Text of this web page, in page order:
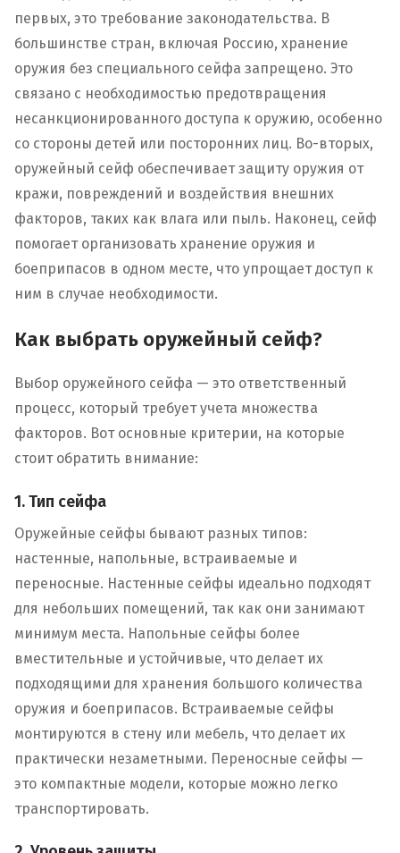
первых, это требование законодательства. В
большинстве стран, включая Россию, хранение
оружия без специального сейфа запрещено. Это
связано с необходимостью предотвращения
несанкционированного доступа к оружию, особенно
со стороны детей или посторонних лиц. Во-вторых,
оружейный сейф обеспечивает защиту оружия от
кражи, повреждений и воздействия внешних
факторов, таких как влага или пыль. Наконец, сейф
помогает организовать хранение оружия и
боеприпасов в одном месте, что упрощает доступ к
ним в случае необходимости.
Как выбрать оружейный сейф?
Выбор оружейного сейфа — это ответственный
процесс, который требует учета множества
факторов. Вот основные критерии, на которые
стоит обратить внимание:
1. Тип сейфа
Оружейные сейфы бывают разных типов:
настенные, напольные, встраиваемые и
переносные. Настенные сейфы идеально подходят
для небольших помещений, так как они занимают
минимум места. Напольные сейфы более
вместительные и устойчивые, что делает их
подходящими для хранения большого количества
оружия и боеприпасов. Встраиваемые сейфы
монтируются в стену или мебель, что делает их
практически незаметными. Переносные сейфы —
это компактные модели, которые можно легко
транспортировать.